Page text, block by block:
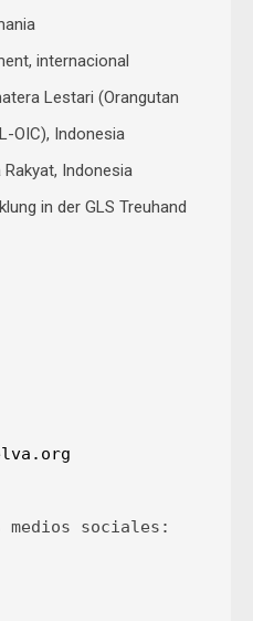
internacional
Lestari (Orangutan
OIC), Indonesia
Indonesia
in der GLS Treuhand
medios sociales: